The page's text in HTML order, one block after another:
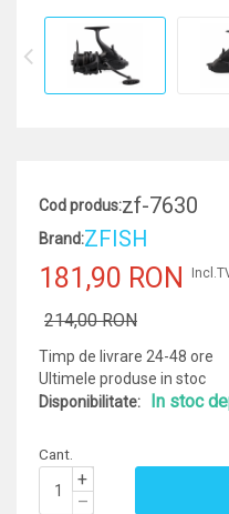
Cod produs:zf-7630
Brand:ZFISH
181,90 RON
214,00 RON
Timp de livrare 24-48 ore
Ultimele produse in stoc
Disponibilitate:
In stoc
Cant.
+
–